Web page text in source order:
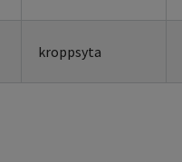
kroppsyta